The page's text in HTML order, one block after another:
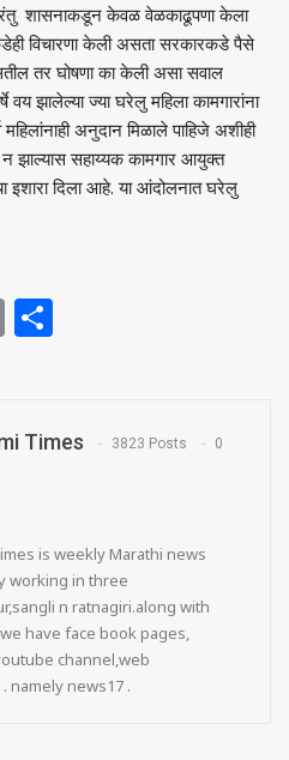
शासनाकडून केवळ वेळकाढूपणा केला
विचारणा केली असता सरकारकडे पैसे
तर घोषणा का केली असा सवाल
झालेल्या ज्या घरेलु महिला कामगारांना
अनुदान मिळाले पाहिजे अशीही
न झाल्यास सहाय्यक कामगार आयुक्त
इशारा दिला आहे. या आंदोलनात घरेलु
Email
Times 3823 Posts 0
is weekly Marathi news
working in three
n ratnagiri.along with
have face book pages,
channel,web
namely news17 .